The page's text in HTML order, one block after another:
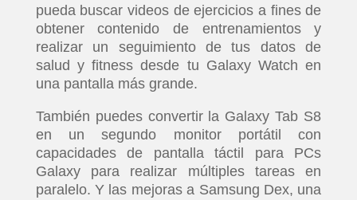
PELICULAS
SERIES
pueda buscar videos de ejercicios a fines de
obtener contenido de entrenamientos y
realizar un seguimiento de tus datos de
salud y fitness desde tu Galaxy Watch en
una pantalla más grande.
También puedes convertir la Galaxy Tab S8
en un segundo monitor portátil con
capacidades de pantalla táctil para PCs
Galaxy para realizar múltiples tareas en
paralelo. Y las mejoras a Samsung Dex, una